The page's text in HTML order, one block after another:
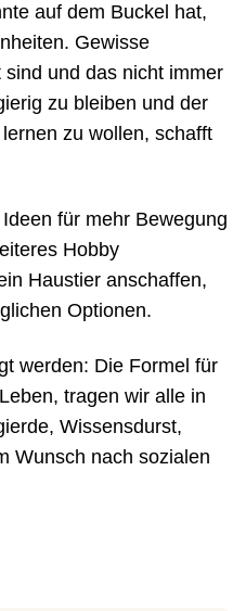
auf dem Buckel hat,
Gewisse
und das nicht immer
zu bleiben und der
zu wollen, schafft
für mehr Bewegung
Hobby
Haustier anschaffen,
Optionen.
werden: Die Formel für
tragen wir alle in
Wissensdurst,
Wunsch nach sozialen